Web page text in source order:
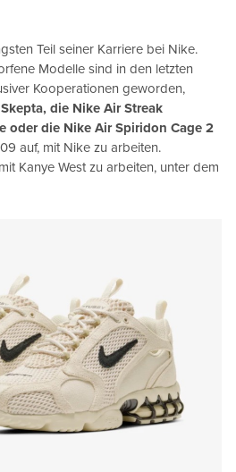
Teil seiner Karriere bei Nike.
Modelle sind in den letzten
Kooperationen geworden,
die Nike Air Streak
oder die Nike Air Spiridon Cage 2
auf, mit Nike zu arbeiten.
Kanye West zu arbeiten, unter dem